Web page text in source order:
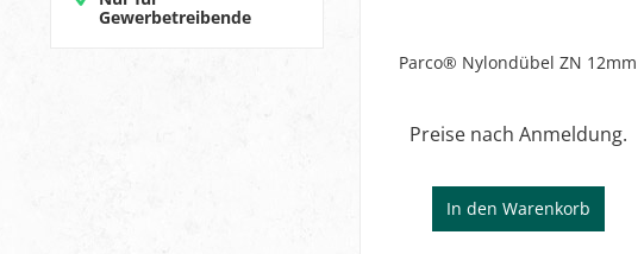
Gewerbetreibende
Parco® Nylondübel ZN 12mm
Preise nach Anmeldung.
In den Warenkorb